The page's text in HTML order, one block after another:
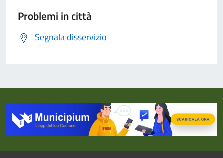
Problemi in città
Segnala disservizio